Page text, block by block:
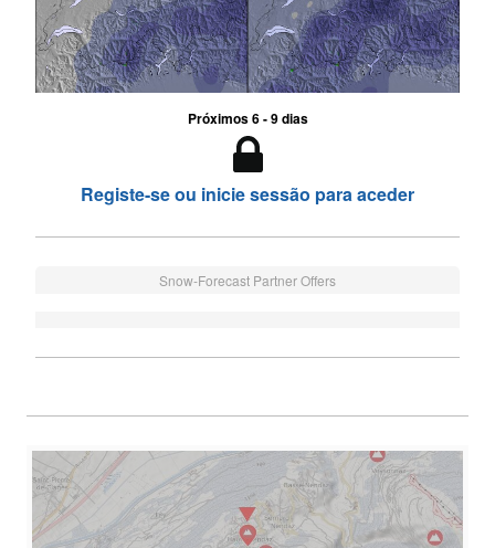
Próximos 6 - 9 dias
Registe-se ou inicie sessão para aceder
Snow-Forecast Partner Offers